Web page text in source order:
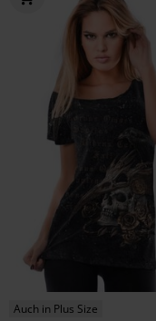
Auch in Plus Size